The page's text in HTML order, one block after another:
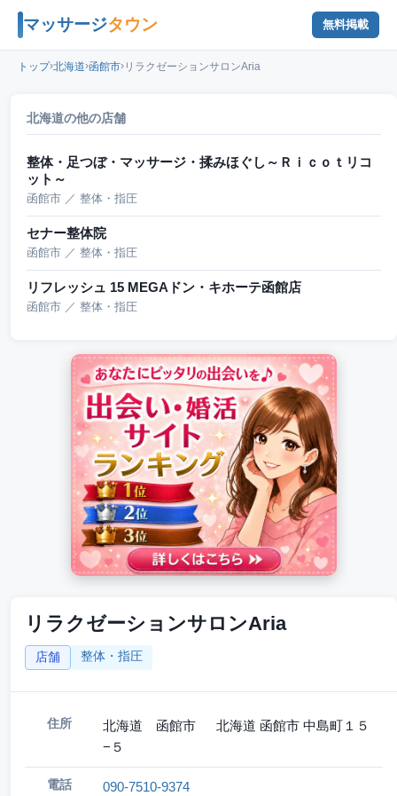
マッサージタウン 無料掲載
トップ›北海道›函館市› リラクゼーションサロンAria
リラクゼーションサロンAria
店舗 整体・指圧
住所
北海道 函館市 北海道 函館市 中島町１５
−５
電話 090-7510-9374
北海道の他の店舗
整体・足つぼ・マッサージ・揉みほぐし～Ｒｉｃｏｔリコ
ット～
函館市 ／ 整体・指圧
セナー整体院
函館市 ／ 整体・指圧
リフレッシュ 15 MEGAドン・キホーテ函館店
函館市 ／ 整体・指圧